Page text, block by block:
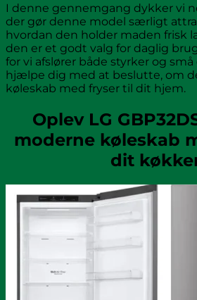
I denne gennemgang dykker vi
der gør denne model særligt
hvordan den holder maden frisk
den er et godt valg for daglig
for vi afslører både styrker og
hjælpe dig med at beslutte, om
køleskab med fryser til dit hjem.
Oplev LG
moderne køleskab
dit